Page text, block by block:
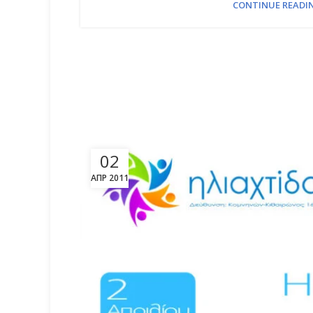
CONTINUE
02
ΑΠΡ 2011